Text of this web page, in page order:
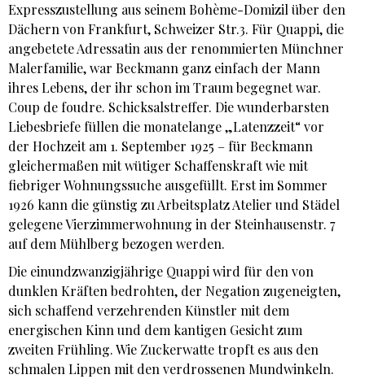
Expresszustellung aus seinem Bohème-Domizil über den
Dächern von Frankfurt, Schweizer Str.3. Für Quappi, die
angebetete Adressatin aus der renommierten Münchner
Malerfamilie, war Beckmann ganz einfach der Mann
ihres Lebens, der ihr schon im Traum begegnet war.
Coup de foudre. Schicksalstreffer. Die wunderbarsten
Liebesbriefe füllen die monatelange „Latenzzeit“ vor
der Hochzeit am 1. September 1925 – für Beckmann
gleichermaßen mit wütiger Schaffenskraft wie mit
fiebriger Wohnungssuche ausgefüllt. Erst im Sommer
1926 kann die günstig zu Arbeitsplatz Atelier und Städel
gelegene Vierzimmerwohnung in der Steinhausenstr. 7
auf dem Mühlberg bezogen werden.
Die einundzwanzigjährige Quappi wird für den von
dunklen Kräften bedrohten, der Negation zugeneigten,
sich schaffend verzehrenden Künstler mit dem
energischen Kinn und dem kantigen Gesicht zum
zweiten Frühling. Wie Zuckerwatte tropft es aus den
schmalen Lippen mit den verdrossenen Mundwinkeln.